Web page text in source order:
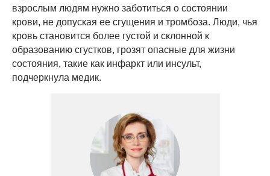
взрослым людям нужно заботиться о состоянии
крови, не допуская ее сгущения и тромбоза. Люди, чья
кровь становится более густой и склонной к
образованию сгустков, грозят опасные для жизни
состояния, такие как инфаркт или инсульт,
подчеркнула медик.